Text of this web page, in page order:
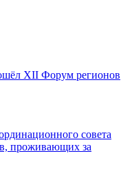
XII Форум регионов
совета
проживающих за